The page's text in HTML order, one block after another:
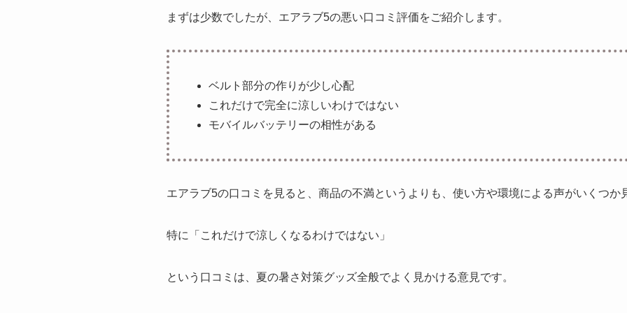
まずは少数でしたが、エアラブ5の悪い口コミ評価をご紹介します。
ベルト部分の作りが少し心配
これだけで完全に涼しいわけではない
モバイルバッテリーの相性がある
エアラブ5の口コミを見ると、商品の不満というよりも、使い方や環境による声がいくつか
特に「これだけで涼しくなるわけではない」
という口コミは、夏の暑さ対策グッズ全般でよく見かける意見です。